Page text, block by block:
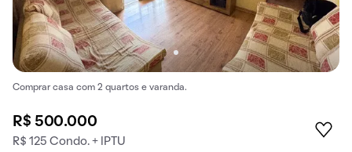
Comprar casa com 2 quartos e varanda.
R$ 500.000
R$ 125 Condo. + IPTU